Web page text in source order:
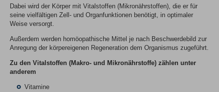
Dabei wird der Körper mit Vitalstoffen (Mikronährstoffen), die er für
seine vielfältigen Zell- und Organfunktionen benötigt, in optimaler
Weise versorgt.
Außerdem werden homöopathische Mittel je nach Beschwerdebild zur
Anregung der körpereigenen Regeneration dem Organismus zugeführt.
Zu den Vitalstoffen (Makro- und Mikronährstoffe) zählen unter
anderem
Vitamine